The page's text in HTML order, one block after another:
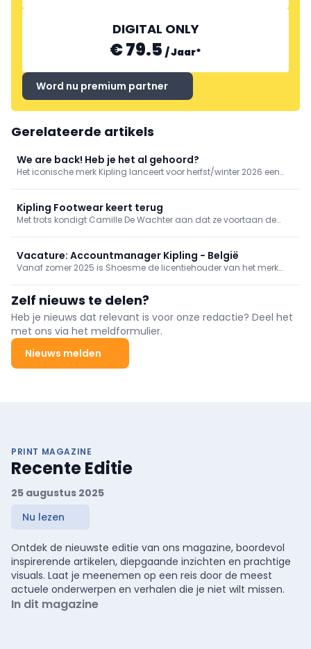
DIGITAL ONLY
€ 79.5 /Jaar*
Word nu premium partner
Gerelateerde artikels
We are back! Heb je het al gehoord?
Het iconische merk Kipling lanceert voor herfst/winter 2026 een
maat 24 tot 40.
Kipling Footwear keert terug
Met trots kondigt Camille De Wachter aan dat ze voortaan de
Kipling Footwear in 2025 zijn langverwachte comeback.
Vacature: Accountmanager Kipling - België
Vanaf zomer 2025 is Shoesme de licentiehouder van het merk
onze B2B-klanten optimaal ondersteunt.
Zelf nieuws te delen?
Heb je nieuws dat relevant is voor onze redactie? Deel het
met ons via het meldformulier.
Nieuws melden
PRINT MAGAZINE
Recente Editie
25 augustus 2025
Nu lezen
Ontdek de nieuwste editie van ons magazine, boordevol
inspirerende artikelen, diepgaande inzichten en prachtige
visuals. Laat je meenemen op een reis door de meest
actuele onderwerpen en verhalen die je niet wilt missen.
In dit magazine